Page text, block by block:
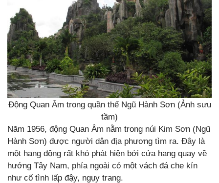
Động Quan Âm trong quần thể Ngũ Hành Sơn (Ảnh sưu
tầm)
Năm 1956, động Quan Âm nằm trong núi Kim Sơn (Ngũ
Hành Sơn) được người dân địa phương tìm ra. Đây là
một hang động rất khó phát hiện bởi cửa hang quay về
hướng Tây Nam, phía ngoài có một vách đá che kín
như cố tình lấp đậy, ngụy trang.